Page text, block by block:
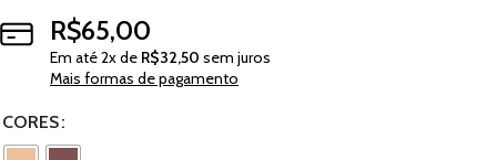
R$65,00
Em até2x de R$32,50 sem juros
Mais formas de pagamento
CORES